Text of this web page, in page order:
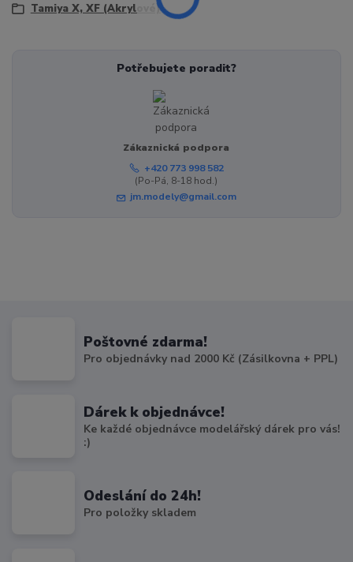
Tamiya X, XF (Akrylové)
Potřebujete poradit?
Zákaznická podpora
+420 773 998 582
(Po-Pá, 8-18 hod.)
jm.modely@gmail.com
Poštovné zdarma!
Pro objednávky nad 2000 Kč (Zásilkovna + PPL)
Dárek k objednávce!
Ke každé objednávce modelářský dárek pro vás!
:)
Odeslání do 24h!
Pro položky skladem